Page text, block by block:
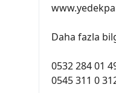
Daha fazla
0532 284 01
0545 311 0